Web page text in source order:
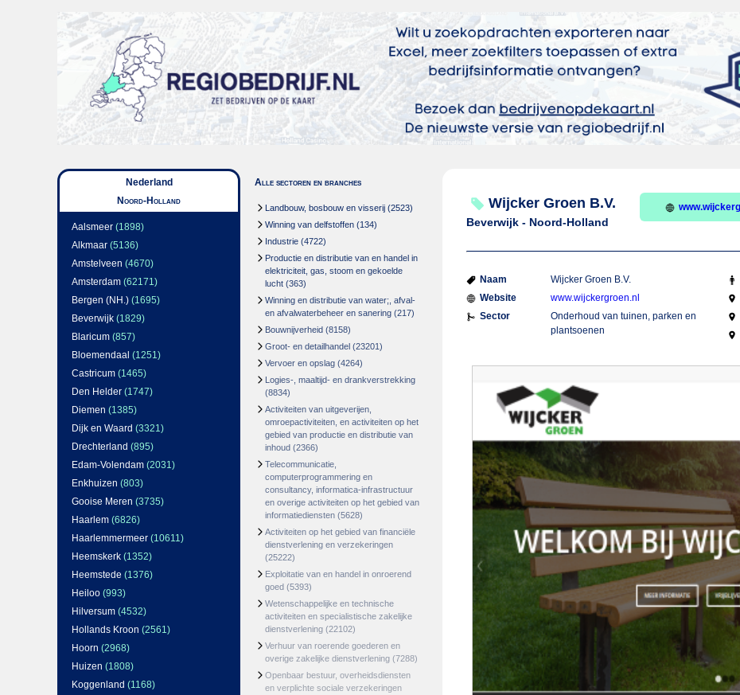
Nederland
Noord-Holland
Aalsmeer (1898)
Alkmaar (5136)
Amstelveen (4670)
Amsterdam (62171)
Bergen (NH.) (1695)
Beverwijk (1829)
Blaricum (857)
Bloemendaal (1251)
Castricum (1465)
Den Helder (1747)
Diemen (1385)
Dijk en Waard (3321)
Drechterland (895)
Edam-Volendam (2031)
Enkhuizen (803)
Gooise Meren (3735)
Haarlem (6826)
Haarlemmermeer (10611)
Heemskerk (1352)
Heemstede (1376)
Heiloo (993)
Hilversum (4532)
Hollands Kroon (2561)
Hoorn (2968)
Huizen (1808)
Koggenland (1168)
Alle sectoren en branches
Landbouw, bosbouw en visserij (2523)
Winning van delfstoffen (134)
Industrie (4722)
Productie en distributie van en handel in
elektriciteit, gas, stoom en gekoelde
lucht (363)
Winning en distributie van water;, afval-
en afvalwaterbeheer en sanering (217)
Bouwnijverheid (8158)
Groot- en detailhandel (23201)
Vervoer en opslag (4264)
Logies-, maaltijd- en drankverstrekking
(8834)
Activiteiten van uitgeverijen,
omroepactiviteiten, en activiteiten op het
gebied van productie en distributie van
inhoud (2366)
Telecommunicatie,
computerprogrammering en
consultancy, informatica-infrastructuur
en overige activiteiten op het gebied van
informatiediensten (5628)
Activiteiten op het gebied van financiële
dienstverlening en verzekeringen
(25222)
Exploitatie van en handel in onroerend
goed (5393)
Wetenschappelijke en technische
activiteiten en specialistische zakelijke
dienstverlening (22102)
Verhuur van roerende goederen en
overige zakelijke dienstverlening (7288)
Openbaar bestuur, overheidsdiensten
en verplichte sociale verzekeringen
Wijcker Groen B.V.
Beverwijk - Noord-Holland
Naam
Wijcker Groen B.V.
Website
www.wijckergroen.nl
Sector
Onderhoud van tuinen, parken en
plantsoenen